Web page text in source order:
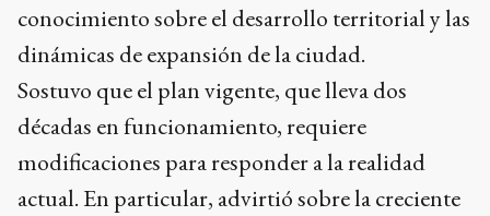
conocimiento sobre el desarrollo territorial y las
dinámicas de expansión de la ciudad.
Sostuvo que el plan vigente, que lleva dos
décadas en funcionamiento, requiere
modificaciones para responder a la realidad
actual. En particular, advirtió sobre la creciente